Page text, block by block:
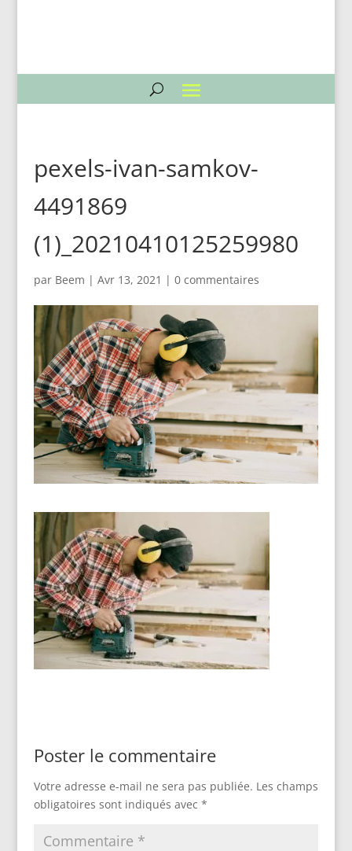
pexels-ivan-samkov-
4491869
(1)_20210410125259980
par Beem | Avr 13, 2021 | 0 commentaires
Poster le commentaire
Votre adresse e-mail ne sera pas publiée. Les champs
obligatoires sont indiqués avec *